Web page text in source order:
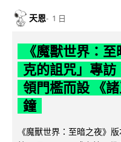
天恩 1 日
《魔獸世界：
克的詛咒」專
領門檻而設 《
鐘
《魔獸世界：至暗之夜》